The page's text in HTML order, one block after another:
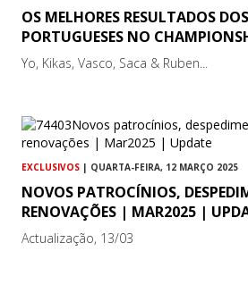
OS MELHORES RESULTADOS DOS
PORTUGUESES NO
Yo, Kikas, Vasco, Saca & Ruben...
EXCLUSIVOS | QUARTA-FEIRA, 12 MARÇO 2025
NOVOS PATROCÍNIOS,
RENOVAÇÕES | MAR2025 |
Actualização, 13/03